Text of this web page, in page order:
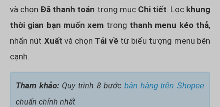
và chọn Đã thanh toán trong mục Chi tiết . Lọc khung
thời gian bạn muốn xem trong thanh menu kéo thả,
nhấn nút Xuất và chọn Tải về từ biểu tượng menu bên
cạnh.
Tham khảo: Quy trình 8 bướcbán hàng trên Shopee
chuẩn chỉnh nhất